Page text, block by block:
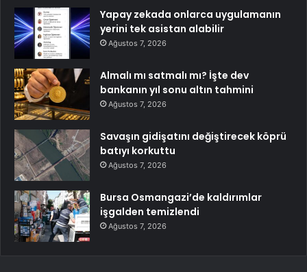
Yapay zekada onlarca uygulamanın
yerini tek asistan alabilir
Ağustos 7, 2026
Almalı mı satmalı mı? İşte dev
bankanın yıl sonu altın tahmini
Ağustos 7, 2026
Savaşın gidişatını değiştirecek köprü
batıyı korkuttu
Ağustos 7, 2026
Bursa Osmangazi’de kaldırımlar
işgalden temizlendi
Ağustos 7, 2026